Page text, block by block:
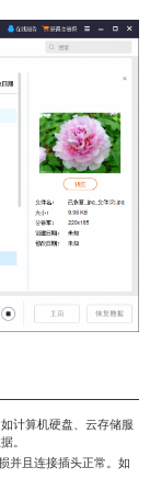
计算机硬盘、云存储服
。
并且连接插头正常。如